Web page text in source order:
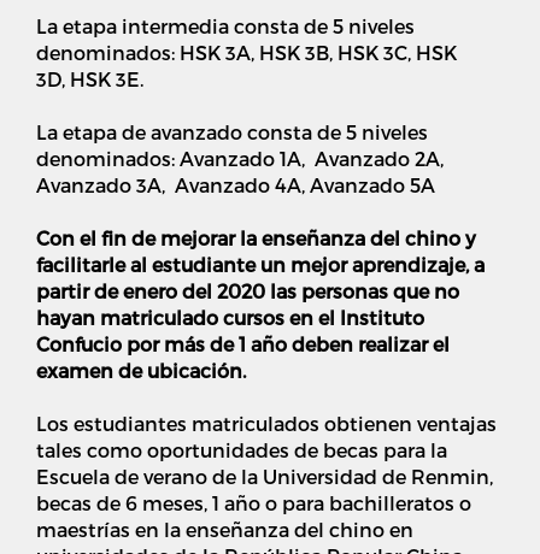
La etapa intermedia consta de 5 niveles
denominados: HSK 3A, HSK 3B, HSK 3C, HSK
3D, HSK 3E.
La etapa de avanzado consta de 5 niveles
denominados: Avanzado 1A, Avanzado 2A,
Avanzado 3A, Avanzado 4A, Avanzado 5A
Con el fin de mejorar la enseñanza del chino y
facilitarle al estudiante un mejor aprendizaje, a
partir de enero del 2020 las personas que no
hayan matriculado cursos en el Instituto
Confucio por más de 1 año deben realizar el
examen de ubicación.
Los estudiantes matriculados obtienen ventajas
tales como oportunidades de becas para la
Escuela de verano de la Universidad de Renmin,
becas de 6 meses, 1 año o para bachilleratos o
maestrías en la enseñanza del chino en